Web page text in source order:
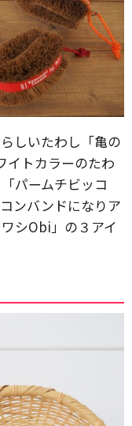
しいたわし「亀の
イトカラーのたわ
パームチビッコ
ンバンドになりア
シObi」の３アイ